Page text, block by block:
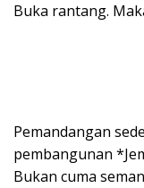
Buka rantang.
Pemandangan
pembangunan
Bukan cuma